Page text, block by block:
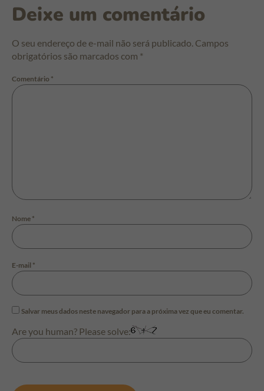
Deixe um comentário
O seu endereço de e-mail não será publicado. Campos
obrigatórios são marcados com *
Comentário *
Nome *
E-mail *
Salvar meus dados neste navegador para a próxima vez que eu comentar.
Are you human? Please solve: